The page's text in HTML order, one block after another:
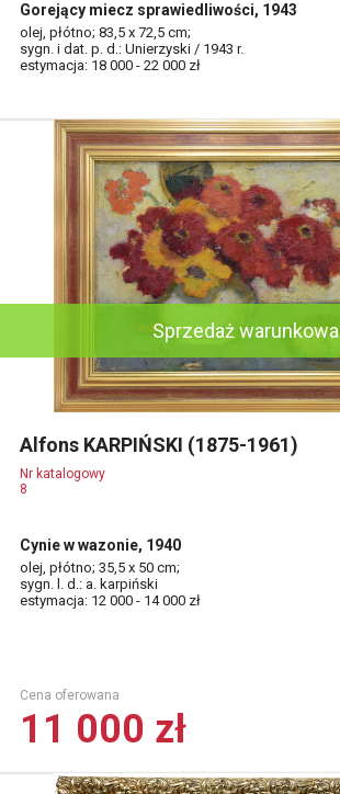
Gorejący miecz sprawiedliwości, 1943
olej, płótno; 83,5 x 72,5 cm;
sygn. i dat. p. d.: Unierzyski / 1943 r.
estymacja: 18 000 - 22 000 zł
Sprzedaż warunkowa
Alfons KARPIŃSKI (1875-1961)
Nr katalogowy
8
Cynie w wazonie, 1940
olej, płótno; 35,5 x 50 cm;
sygn. l. d.: a. karpiński
estymacja: 12 000 - 14 000 zł
Cena oferowana
11 000 zł